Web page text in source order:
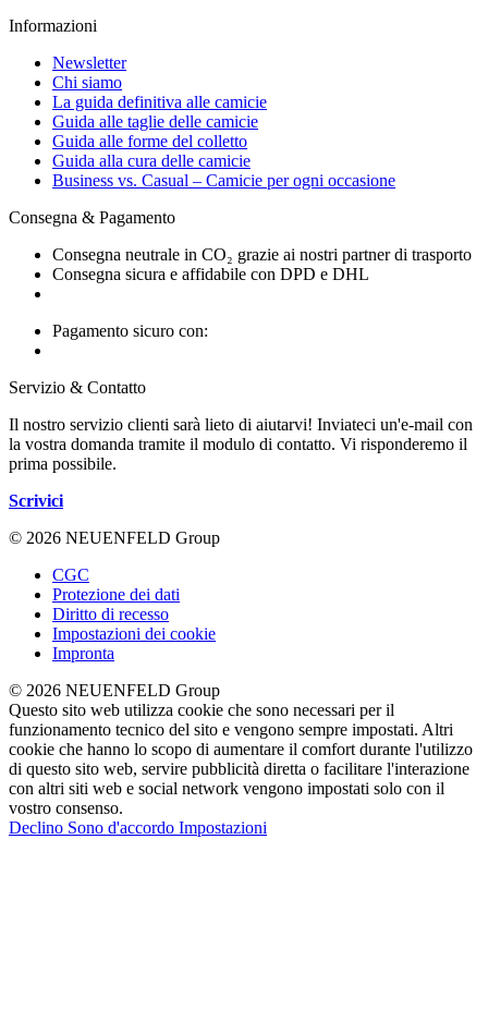
Informazioni
Newsletter
Chi siamo
La guida definitiva alle camicie
Guida alle taglie delle camicie
Guida alle forme del colletto
Guida alla cura delle camicie
Business vs. Casual – Camicie per ogni occasione
Consegna & Pagamento
Consegna neutrale in CO₂ grazie ai nostri partner di trasporto
Consegna sicura e affidabile con DPD e DHL
Pagamento sicuro con:
Servizio & Contatto
Il nostro servizio clienti sarà lieto di aiutarvi! Inviateci un'e-mail con
la vostra domanda tramite il modulo di contatto. Vi risponderemo il
prima possibile.
Scrivici
© 2026 NEUENFELD Group
CGC
Protezione dei dati
Diritto di recesso
Impostazioni dei cookie
Impronta
© 2026 NEUENFELD Group
Questo sito web utilizza cookie che sono necessari per il
funzionamento tecnico del sito e vengono sempre impostati. Altri
cookie che hanno lo scopo di aumentare il comfort durante l'utilizzo
di questo sito web, servire pubblicità diretta o facilitare l'interazione
con altri siti web e social network vengono impostati solo con il
vostro consenso.
Declino Sono d'accordo Impostazioni